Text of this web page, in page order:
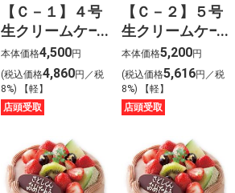
【Ｃ－１】４号
生クリームケー
キ
本体価格4,500円
(税込価格4,860円／税
8%) 【軽】
店頭受取
【Ｃ－２】５号
生クリームケー
キ
本体価格5,200円
(税込価格5,616円／税
8%) 【軽】
店頭受取